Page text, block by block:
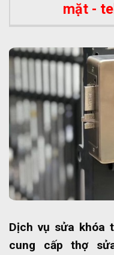
Dịch vụ sửa khóa
cung cấp thợ
mặt -